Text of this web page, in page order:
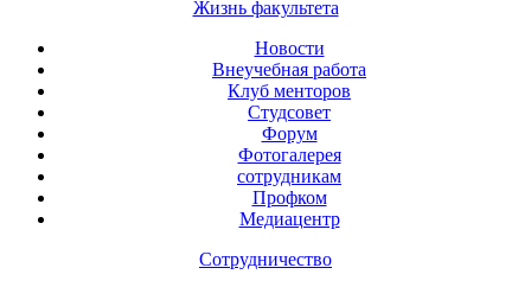
Жизнь факультета
Новости
Внеучебная работа
Клуб менторов
Студсовет
Форум
Фотогалерея
сотрудникам
Профком
Медиацентр
Сотрудничество